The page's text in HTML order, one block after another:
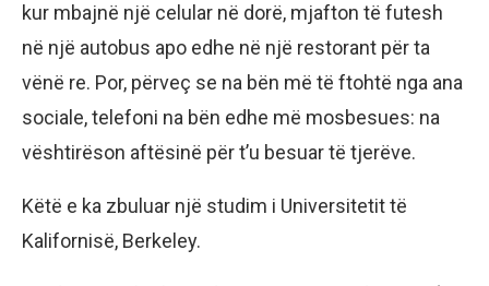
kur mbajnë një celular në dorë, mjafton të futesh
në një autobus apo edhe në një restorant për ta
vënë re. Por, përveç se na bën më të ftohtë nga ana
sociale, telefoni na bën edhe më mosbesues: na
vështirëson aftësinë për t’u besuar të tjerëve.
Këtë e ka zbuluar një studim i Universitetit të
Kalifornisë, Berkeley.